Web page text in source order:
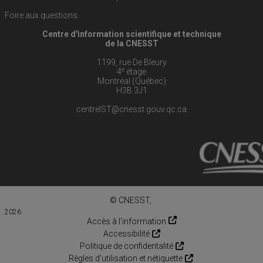
Foire aux questions
Centre d'information scientifique et technique
de la CNESST
1199, rue De Bleury
4e étage
Montréal (Québec)
H3B 3J1
centreIST@cnesst.gouv.qc.ca
© CNESST,
2026
Accès à l'information
Accessibilité
Politique de confidentalité
Règles d'utilisation et nétiquette